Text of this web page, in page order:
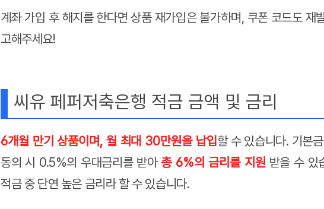
계좌 가입 후 해지를 한다면 상품 재가입은 불가하며, 쿠폰 코드도 재
고해주세요!
씨유 페퍼저축은행 적금 금액 및 금리
6개월 만기 상품이며, 월 최대 30만원을 납입 할 수 있습니다. 기본
동의 시 0.5%의 우대금리를 받아 총 6%의 금리를 지원받을 수 있
적금 중 단연 높은 금리라 할 수 있습니다.